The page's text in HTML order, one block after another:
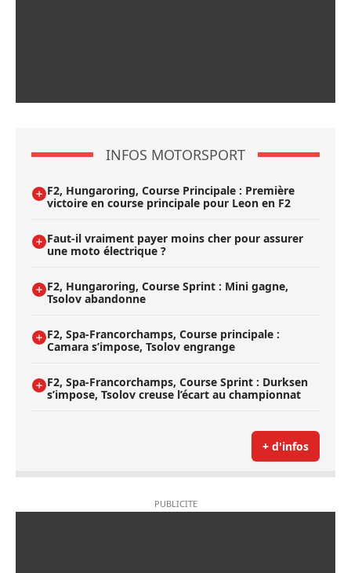
INFOS MOTORSPORT
F2, Hungaroring, Course Principale : Première
victoire en course principale pour Leon en F2
Faut-il vraiment payer moins cher pour assurer
une moto électrique ?
F2, Hungaroring, Course Sprint : Mini gagne,
Tsolov abandonne
F2, Spa-Francorchamps, Course principale :
Camara s’impose, Tsolov engrange
F2, Spa-Francorchamps, Course Sprint : Durksen
s’impose, Tsolov creuse l’écart au championnat
+ d'infos